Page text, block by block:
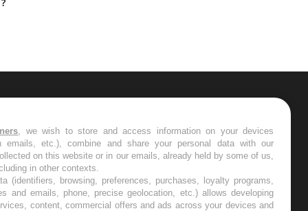
les semaines les meilleures
, we wish to store and access information on your devices
emails, etc.), combine and share your personal data with our
on this website or in our emails, already held by some of us,
in other contexts.
(identifiers, browsing, preferences, purchases, loyalty programs,
and emails, phone, precise geolocation, etc.) allows developing
content, commercial offers and ads across your devices and